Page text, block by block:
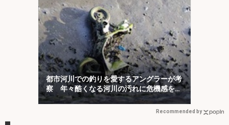
都市河川での釣りを愛するアングラーが考
察 年々酷くなる河川の汚れに危機感を持
とう
Recommended by